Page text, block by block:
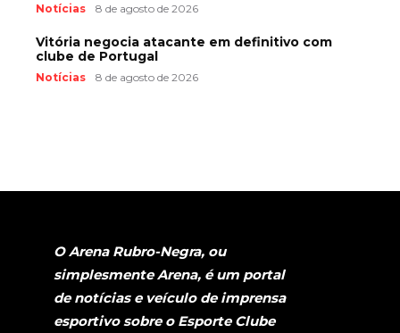
Notícias 8 de agosto de 2026
Vitória negocia atacante em definitivo com
clube de Portugal
Notícias 8 de agosto de 2026
O Arena Rubro-Negra, ou
simplesmente Arena, é um portal
de notícias e veículo de imprensa
esportivo sobre o Esporte Clube